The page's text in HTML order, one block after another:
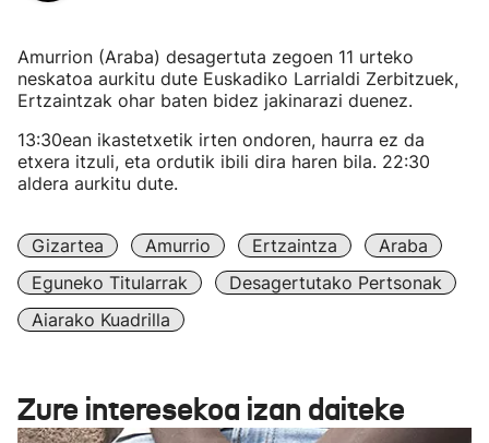
Amurrion (Araba) desagertuta zegoen 11 urteko
neskatoa aurkitu dute Euskadiko Larrialdi Zerbitzuek,
Ertzaintzak ohar baten bidez jakinarazi duenez.
13:30ean ikastetxetik irten ondoren, haurra ez da
etxera itzuli, eta ordutik ibili dira haren bila. 22:30
aldera aurkitu dute.
Gizartea Amurrio Ertzaintza
Araba
Eguneko Titularrak
Desagertutako Pertsonak
Aiarako Kuadrilla
Zure interesekoa izan daiteke